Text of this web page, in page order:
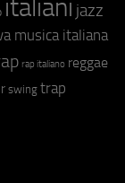
italiani jazz
musica italiana
rap italiano reggae
swing trap